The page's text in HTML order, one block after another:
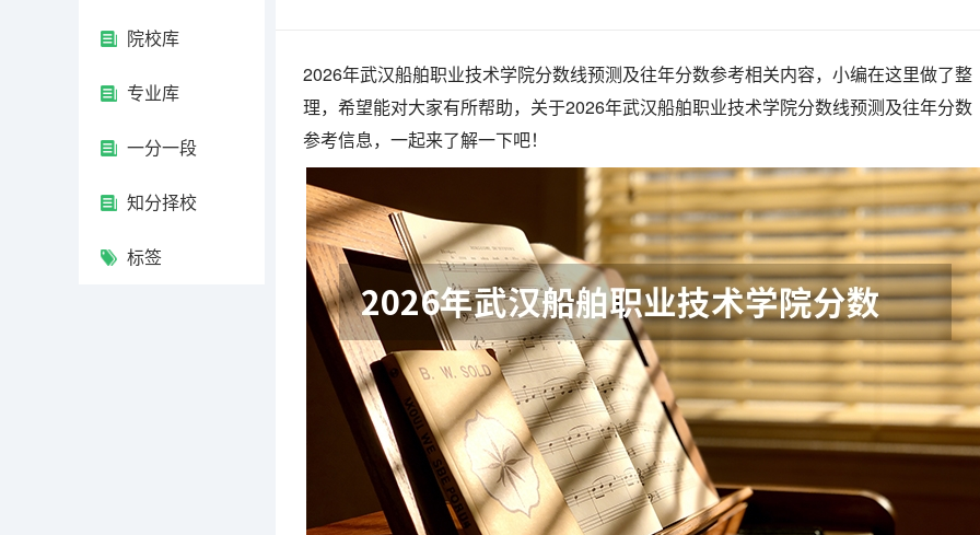
院校库
专业库
一分一段
知分择校
标签
2026年武汉船舶职业技术学院分数线预测及往年分数参考相关内容，小编在这里做了整
理，希望能对大家有所帮助，关于2026年武汉船舶职业技术学院分数线预测及往年分数
参考信息，一起来了解一下吧！